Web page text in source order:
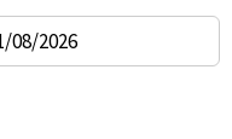
08/2026